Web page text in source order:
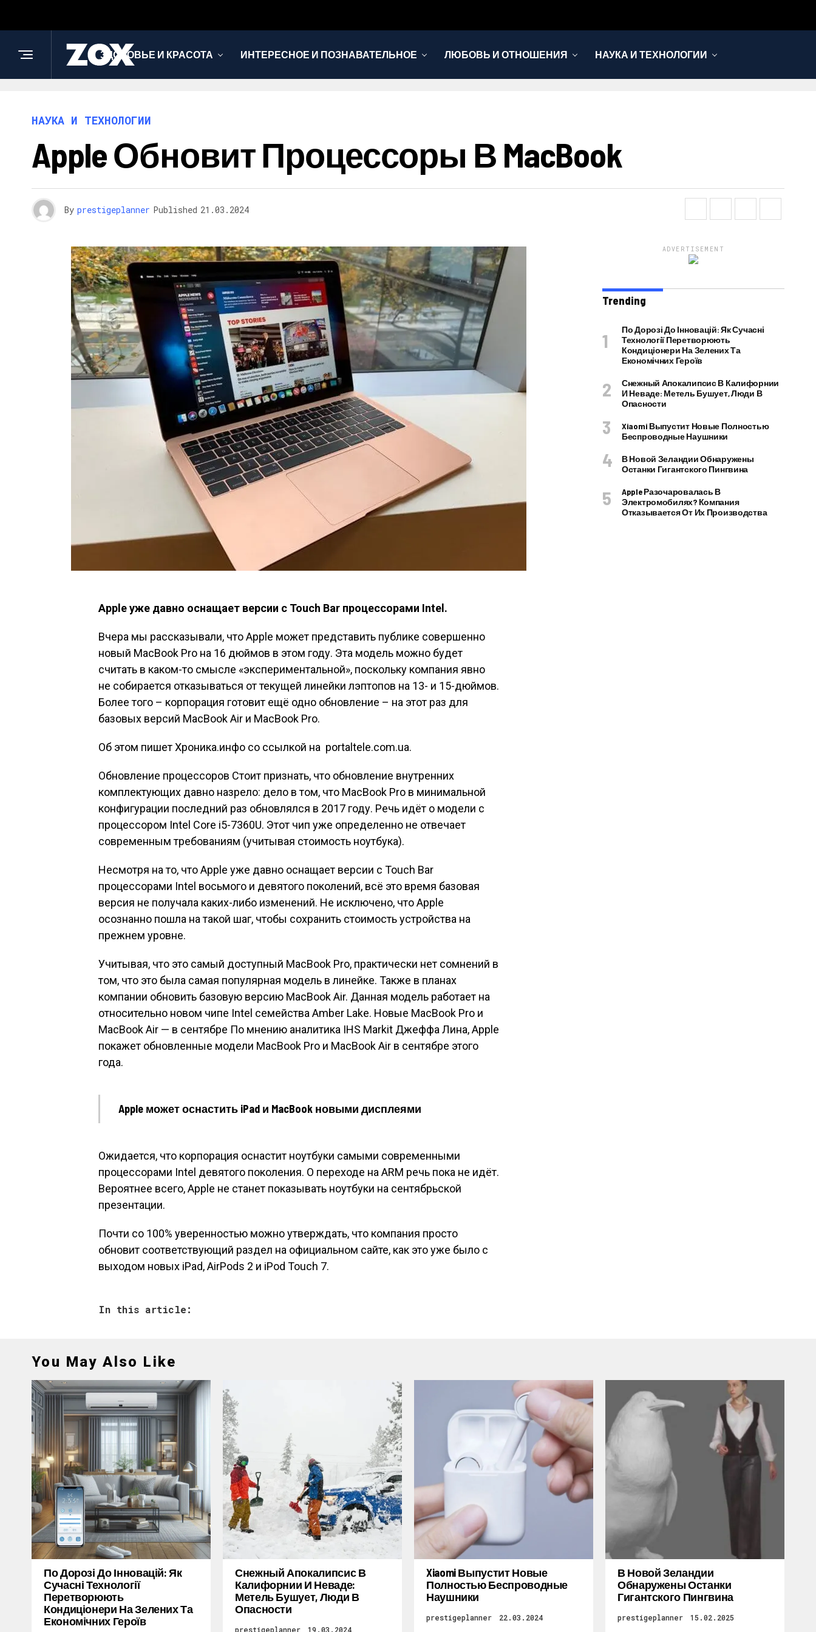
ЗДОРОВЬЕ И КРАСОТА ИНТЕРЕСНОЕ И ПОЗНАВАТЕЛЬНОЕ ЛЮБОВЬ И ОТНОШЕНИЯ НАУКА И ТЕХНОЛОГИИ
НАУКА И ТЕХНОЛОГИИ
Apple Обновит Процессоры В MacBook
By prestigeplanner Published 21.03.2024
Apple уже давно оснащает версии с Touch Bar процессорами Intel.
Вчера мы рассказывали, что Apple может представить публике совершенно
новый MacBook Pro на 16 дюймов в этом году. Эта модель можно будет
считать в каком-то смысле «экспериментальной», поскольку компания явно
не собирается отказываться от текущей линейки лэптопов на 13- и 15-дюймов.
Более того – корпорация готовит ещё одно обновление – на этот раз для
базовых версий MacBook Air и MacBook Pro.
Об этом пишет Хроника.инфо со ссылкой на portaltele.com.ua.
Обновление процессоров Стоит признать, что обновление внутренних
комплектующих давно назрело: дело в том, что MacBook Pro в минимальной
конфигурации последний раз обновлялся в 2017 году. Речь идёт о модели с
процессором Intel Core i5-7360U. Этот чип уже определенно не отвечает
современным требованиям (учитывая стоимость ноутбука).
Несмотря на то, что Apple уже давно оснащает версии с Touch Bar
процессорами Intel восьмого и девятого поколений, всё это время базовая
версия не получала каких-либо изменений. Не исключено, что Apple
осознанно пошла на такой шаг, чтобы сохранить стоимость устройства на
прежнем уровне.
Учитывая, что это самый доступный MacBook Pro, практически нет сомнений в
том, что это была самая популярная модель в линейке. Также в планах
компании обновить базовую версию MacBook Air. Данная модель работает на
относительно новом чипе Intel семейства Amber Lake. Новые MacBook Pro и
MacBook Air — в сентябре По мнению аналитика IHS Markit Джеффа Лина, Apple
покажет обновленные модели MacBook Pro и MacBook Air в сентябре этого
года.
Apple может оснастить iPad и MacBook новыми дисплеями
Ожидается, что корпорация оснастит ноутбуки самыми современными
процессорами Intel девятого поколения. О переходе на ARM речь пока не идёт.
Вероятнее всего, Apple не станет показывать ноутбуки на сентябрьской
презентации.
Почти со 100% уверенностью можно утверждать, что компания просто
обновит соответствующий раздел на официальном сайте, как это уже было с
выходом новых iPad, AirPods 2 и iPod Touch 7.
In this article:
ADVERTISEMENT
Trending
По Дорозі До Інновацій: Як Сучасні
Технології Перетворюють
Кондиціонери На Зелених Та
Економічних Героїв
Снежный Апокалипсис В Калифорнии
И Неваде: Метель Бушует, Люди В
Опасности
Xiaomi Выпустит Новые Полностью
Беспроводные Наушники
В Новой Зеландии Обнаружены
Останки Гигантского Пингвина
Apple Разочаровалась В
Электромобилях? Компания
Отказывается От Их Производства
You May Also Like
По Дорозі До Інновацій: Як
Сучасні Технології
Перетворюють
Кондиціонери На Зелених Та
Економічних Героїв
Снежный Апокалипсис В
Калифорнии И Неваде:
Метель Бушует, Люди В
Опасности
prestigeplanner 19.03.2024
Xiaomi Выпустит Новые
Полностью Беспроводные
Наушники
prestigeplanner 22.03.2024
В Новой Зеландии
Обнаружены Останки
Гигантского Пингвина
prestigeplanner 15.02.2025